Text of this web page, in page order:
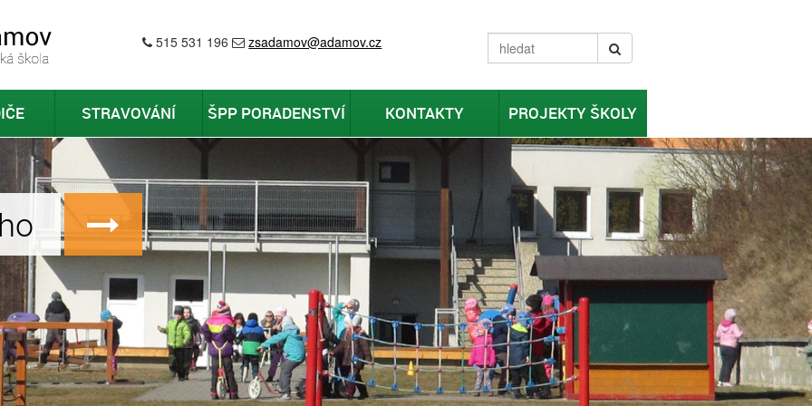
515 531 196 zsadamov@adamov.cz
STRAVOVÁNÍ ŠPP PORADENSTVÍ KONTAKTY PROJEKTY ŠKOLY